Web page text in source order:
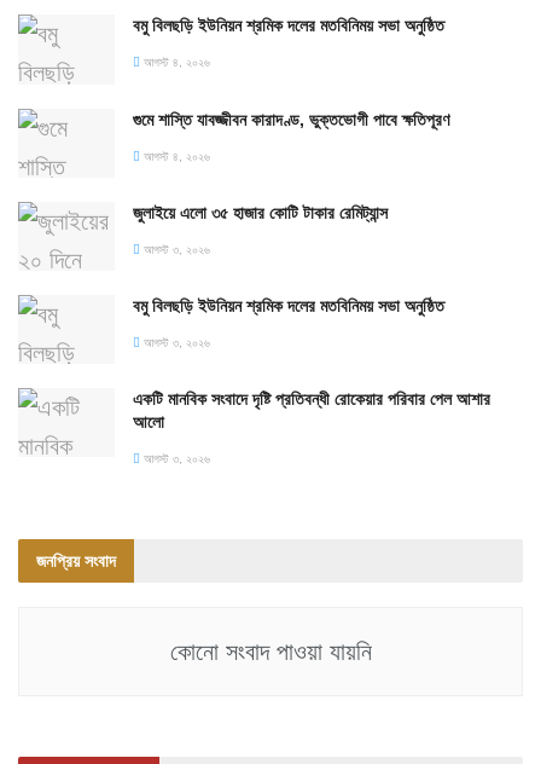
বমু বিলছড়ি ইউনিয়ন শ্রমিক দলের মতবিনিময় সভা অনুষ্ঠিত
আগস্ট ৪, ২০২৬
গুমে শাস্তি যাবজ্জীবন কারাদণ্ড, ভুক্তভোগী পাবে ক্ষতিপূরণ
আগস্ট ৪, ২০২৬
জুলাইয়ে এলো ৩৫ হাজার কোটি টাকার রেমিট্যান্স
আগস্ট ৩, ২০২৬
বমু বিলছড়ি ইউনিয়ন শ্রমিক দলের মতবিনিময় সভা অনুষ্ঠিত
আগস্ট ৩, ২০২৬
একটি মানবিক সংবাদে দৃষ্টি প্রতিবন্ধী রোকেয়ার পরিবার পেল আশার
আলো
আগস্ট ৩, ২০২৬
জনপ্রিয় সংবাদ
কোনো সংবাদ পাওয়া যায়নি